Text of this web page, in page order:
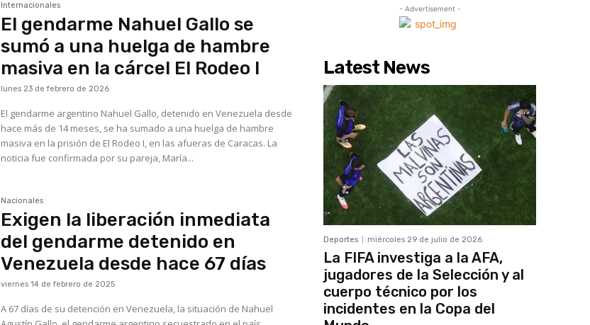
Internacionales
El gendarme Nahuel Gallo se
sumó a una huelga de hambre
masiva en la cárcel El Rodeo I
lunes 23 de febrero de 2026
El gendarme argentino Nahuel Gallo, detenido en Venezuela desde
hace más de 14 meses, se ha sumado a una huelga de hambre
masiva en la prisión de El Rodeo I, en las afueras de Caracas. La
noticia fue confirmada por su pareja, María...
Nacionales
Exigen la liberación inmediata
del gendarme detenido en
Venezuela desde hace 67 días
viernes 14 de febrero de 2025
A 67 días de su detención en Venezuela, la situación de Nahuel
- Advertisement -
Latest News
Deportes miércoles 29 de julio de 2026
La FIFA investiga a la AFA,
jugadores de la Selección y al
cuerpo técnico por los
incidentes en la Copa del